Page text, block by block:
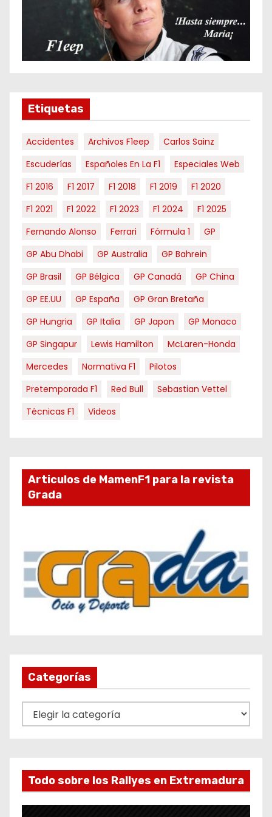
s
Etiquetas
Accidentes Archivos F1eep
Carlos Sainz
Escuderías
Españoles En La F1
Especiales Web
F1 2016
F1 2017 F1 2018 F1 2019
F1 2020
F1 2021
F1 2022 F1 2023 F1 2024
F1 2025
Fernando Alonso
Ferrari Fórmula 1
GP
GP Abu Dhabi
GP Australia
GP Bahrein
GP Brasil
GP Bélgica GP Canadá
GP China
GP EE.UU
GP España
GP Gran Bretaña
GP Hungria
GP Italia GP Japon
GP Monaco
GP Singapur
Lewis Hamilton
McLaren-Honda
Mercedes
Normativa F1
Pilotos
Pretemporada F1
Red Bull
Sebastian Vettel
Técnicas F1
Videos
Articulos de MamenF1 para la revista
Grada
Categorías
a
o
Todo sobre los Rallyes en Extremadura